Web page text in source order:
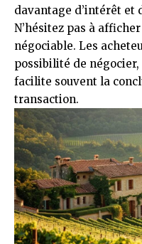
davantage d’intérêt et
N’hésitez pas à
négociable. Les
possibilité de
facilite souvent la
transaction.